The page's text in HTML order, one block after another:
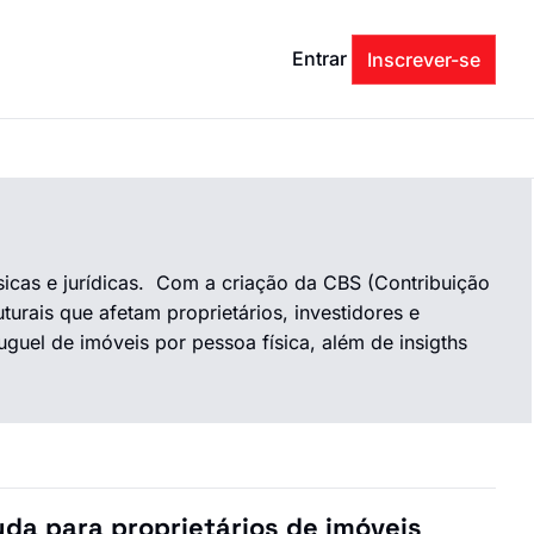
Entrar Inscrever-se
e jurídicas.  Com a criação da CBS (Contribuição
que afetam proprietários, investidores e
de imóveis por pessoa física, além de insigths
para proprietários de imóveis